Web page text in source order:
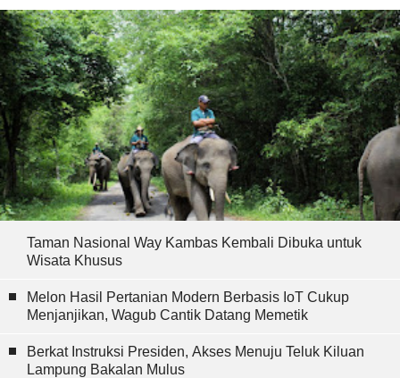
Taman Nasional Way Kambas Kembali Dibuka untuk
Wisata Khusus
Melon Hasil Pertanian Modern Berbasis IoT Cukup
Menjanjikan, Wagub Cantik Datang Memetik
Berkat Instruksi Presiden, Akses Menuju Teluk Kiluan
Lampung Bakalan Mulus